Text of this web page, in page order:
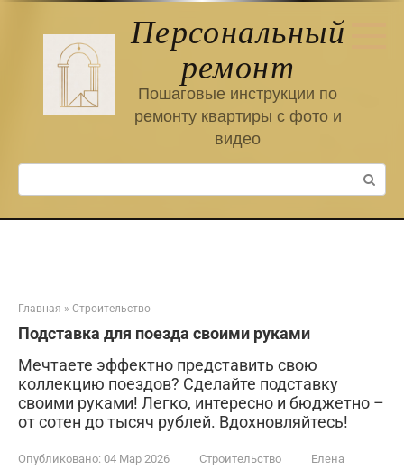
Персональный
ремонт
Пошаговые инструкции по
ремонту квартиры с фото и
видео
Поиск:
Главная » Строительство
Подставка для поезда своими руками
Мечтаете эффектно представить свою
коллекцию поездов? Сделайте подставку
своими руками! Легко, интересно и бюджетно –
от сотен до тысяч рублей. Вдохновляйтесь!
Опубликовано: 04 Мар 2026 Строительство
Елена